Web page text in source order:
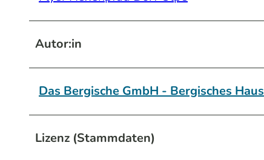
Autor:in
Das Bergische GmbH - Bergisches Haus
Lizenz (Stammdaten)